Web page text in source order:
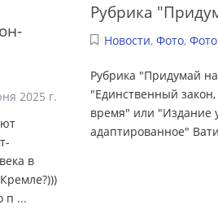
2025 г.
в
п ...
Рубрика
Новости,Фото,
Рубрика "Придумай
"Единственный
время" или "Издание
адаптированное"